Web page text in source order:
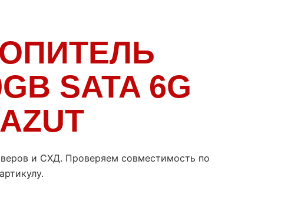
SATA 6G
и СХД. Проверяем совместимость по